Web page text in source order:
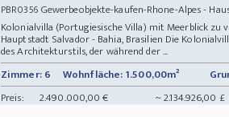
PBR0356Gewerbeobjekte-kaufen-Rhone-Alpes -
Kolonialvilla (Portugiesische Villa) mit Meerblick zu
Hauptstadt Salvador - Bahia, Brasilien Die
des Architekturstils, der während der ...
Zimmer: 6
Wohnfläche: 1.500,00m²
Preis:
2.490.000,00 € ~ 2.134.926,00 £